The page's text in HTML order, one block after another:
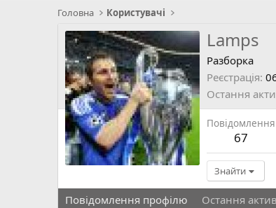
Головна
Користувачі
Lamps
Разборка
Реєстрація
Остання
Повідомлення
67
Знайти
Повідомлення профілю Остання